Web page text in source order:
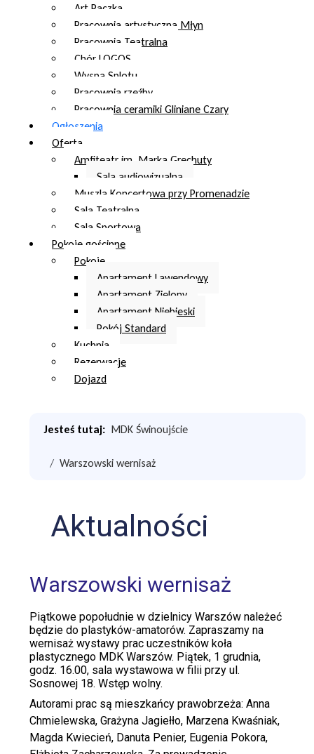
Art Paczka
Pracownia artystyczna Młyn
Pracownia Teatralna
Chór LOGOS
Wyspa Splotu
Pracownia rzeźby
Pracownia ceramiki Gliniane Czary
Ogłoszenia
Oferta
Amfiteatr im. Marka Grechuty
Sala audiowizualna
Muszla Koncertowa przy Promenadzie
Sala Teatralna
Sala Sportowa
Pokoje gościnne
Pokoje
Apartament Lawendowy
Apartament Zielony
Apartament Niebieski
Pokój Standard
Kuchnia
Rezerwacje
Dojazd
Jesteś tutaj: MDK Świnoujście
Warszowski wernisaż
Aktualności
Warszowski wernisaż
Piątkowe popołudnie w dzielnicy Warszów należeć
będzie do plastyków-amatorów. Zapraszamy na
wernisaż wystawy prac uczestników koła
plastycznego MDK Warszów. Piątek, 1 grudnia,
godz. 16.00, sala wystawowa w filii przy ul.
Sosnowej 18. Wstęp wolny.
Autorami prac są mieszkańcy prawobrzeża: Anna
Chmielewska, Grażyna Jagiełło, Marzena Kwaśniak,
Magda Kwiecień, Danuta Penier, Eugenia Pokora,